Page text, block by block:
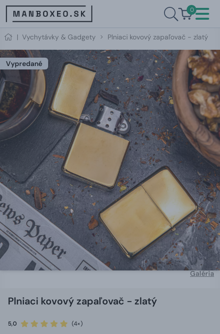
0
| Vychytávky & Gadgety Plniaci kovový zapaľovač - zlatý
Vypredané
Galéria
Plniaci kovový zapaľovač - zlatý
5,0 (4×)